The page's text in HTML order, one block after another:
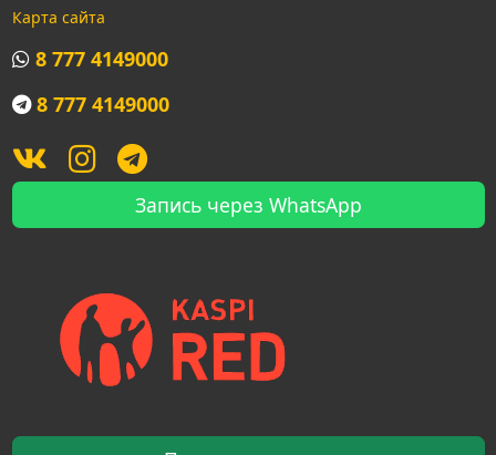
Карта сайта
8 777 4149000
8 777 4149000
Запись через WhatsApp